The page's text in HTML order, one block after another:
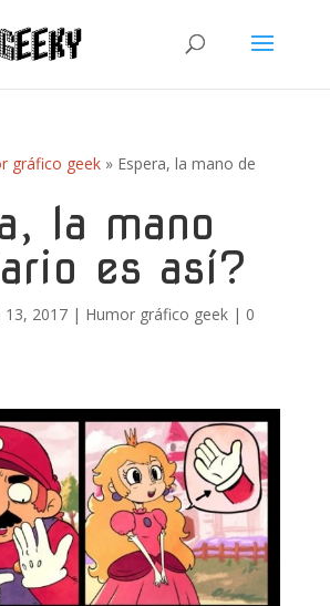
gráfico geek» Espera, la mano de
la mano
es así?
13, 2017| Humor gráfico geek| 0